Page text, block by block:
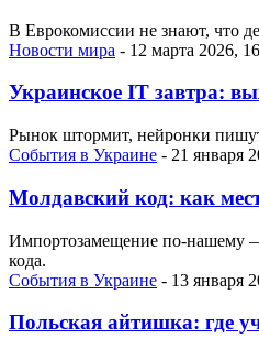
В Еврокомиссии не знают, что
Новости мира - 12 марта 2026,
Украинское IT завтра:
Рынок штормит, нейронки пишут
События в Украине - 21 января
Молдавский код: как
Импортозамещение по-нашему —
кода.
События в Украине - 13 января
Польская айтишка: где